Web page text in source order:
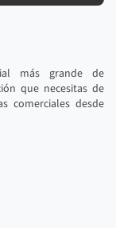
más grande de
que necesitas de
comerciales desde